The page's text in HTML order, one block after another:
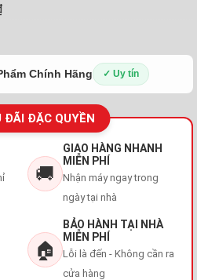
Chính Hãng ✓ Uy tín
ĐÃI ĐẶC QUYỀN
🚚
GIAO HÀNG NHANH
MIỄN PHÍ
Nhận máy ngay trong
ngày tại nhà
🏠
BẢO HÀNH TẠI NHÀ
MIỄN PHÍ
Lỗi là đến - Không cần ra
cửa hàng